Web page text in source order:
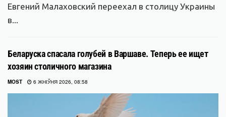
Евгений Малаховский переехал в столицу Украины
в...
Беларуска спасала голубей в Варшаве. Теперь ее ищет
хозяин столичного магазина
MOST 6 ЖНІЎНЯ 2026, 08:58